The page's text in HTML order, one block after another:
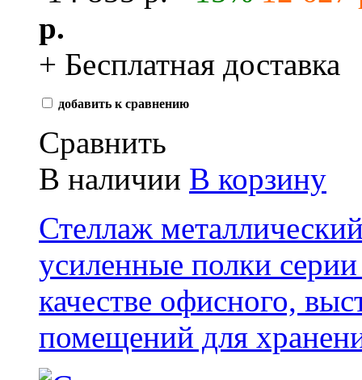
р.
+ Бесплатная доставка
добавить к сравнению
Сравнить
В наличии В корзину
Стеллаж
усиленные полки
качестве офисного,
помещений для